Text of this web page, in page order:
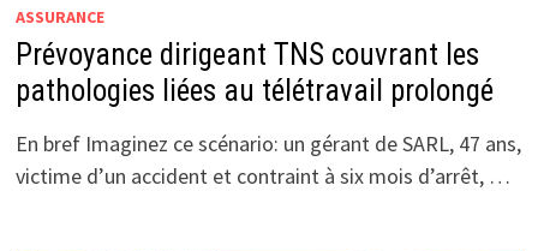
ASSURANCE
Prévoyance dirigeant TNS couvrant les
pathologies liées au télétravail prolongé
En bref Imaginez ce scénario: un gérant de SARL, 47 ans,
victime d’un accident et contraint à six mois d’arrêt, …